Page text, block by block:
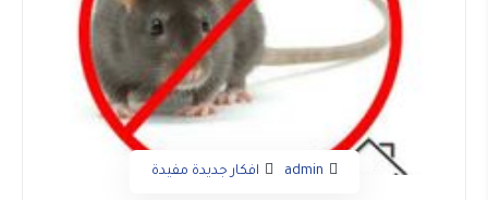
admin افكار جديدة مفيدة